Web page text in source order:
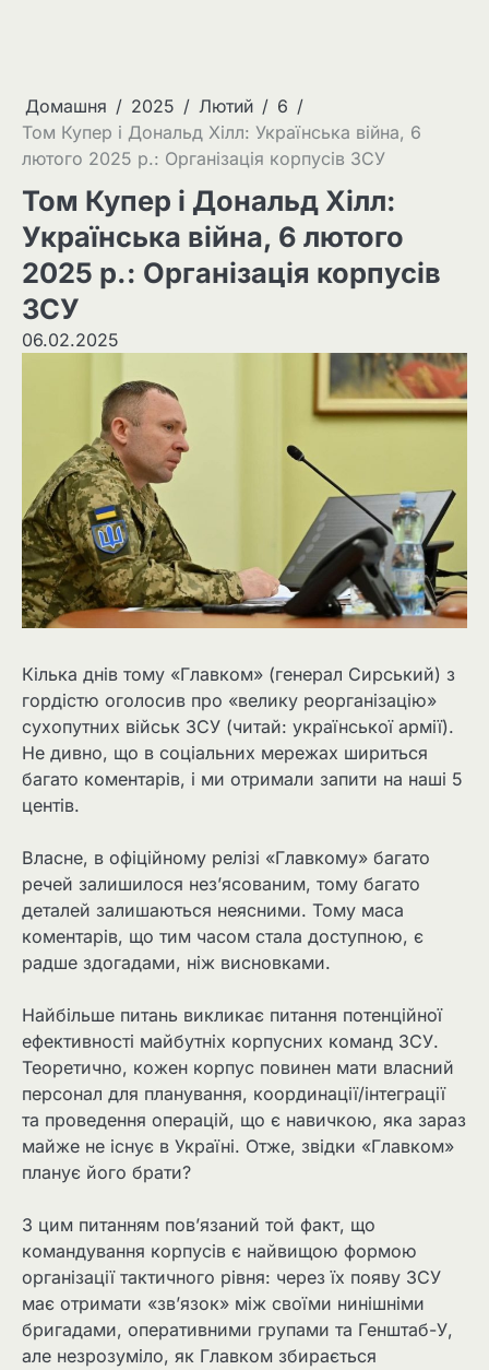
Домашня 2025 Лютий
6
Том Купер і Дональд Хілл: Українська війна, 6
лютого 2025 р.: Організація корпусів ЗСУ
Том Купер і Дональд Хілл:
Українська війна, 6 лютого
2025 р.: Організація корпусів
ЗСУ
06.02.2025
Кілька днів тому «Главком» (генерал Сирський) з
гордістю оголосив про «велику реорганізацію»
сухопутних військ ЗСУ (читай: української армії).
Не дивно, що в соціальних мережах шириться
багато коментарів, і ми отримали запити на наші 5
центів.
Власне, в офіційному релізі «Главкому» багато
речей залишилося нез’ясованим, тому багато
деталей залишаються неясними. Тому маса
коментарів, що тим часом стала доступною, є
радше здогадами, ніж висновками.
Найбільше питань викликає питання потенційної
ефективності майбутніх корпусних команд ЗСУ.
Теоретично, кожен корпус повинен мати власний
персонал для планування, координації/інтеграції
та проведення операцій, що є навичкою, яка зараз
майже не існує в Україні. Отже, звідки «Главком»
планує його брати?
З цим питанням пов’язаний той факт, що
командування корпусів є найвищою формою
організації тактичного рівня: через їх появу ЗСУ
має отримати «зв’язок» між своїми нинішніми
бригадами, оперативними групами та Генштаб-У,
але незрозуміло, як Главком збирається